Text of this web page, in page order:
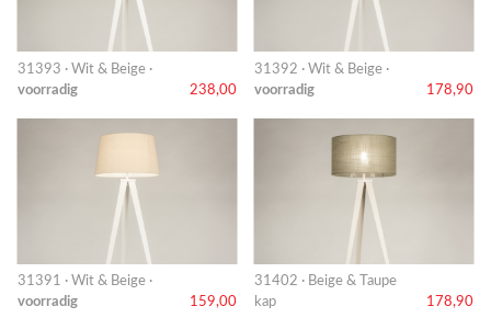
31393 · Wit & Beige ·
voorradig
238,00
31392 · Wit & Beige ·
voorradig
178,90
31391 · Wit & Beige ·
voorradig
159,00
31402 · Beige & Taupe
kap
178,90